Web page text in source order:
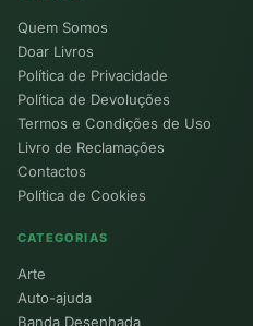
Quem Somos
Doar Livros
Política de Privacidade
Política de Devoluções
Termos e Condições de Uso
Livro de Reclamações
Contactos
Política de Cookies
CATEGORIAS
Arte
Auto-ajuda
Banda Desenhada